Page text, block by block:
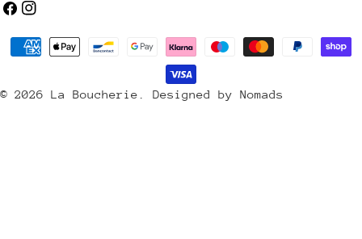
a
/
Facebook
Instagram
© 2026 La Boucherie Designed by Nomads
Méthodes
payement